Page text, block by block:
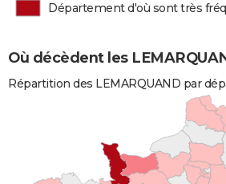
Département d'où sont très
Où décèdent les
Répartition des LEMARQUAND par